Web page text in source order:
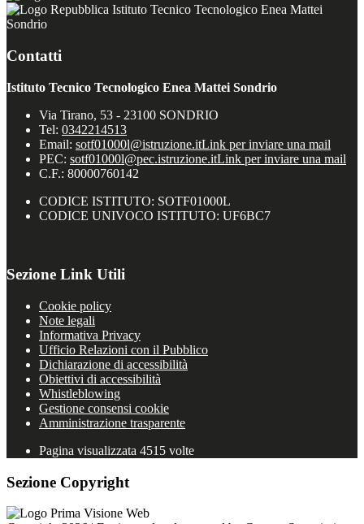
Istituto Tecnico Tecnologico Enea Mattei
Sondrio
Contatti
Istituto Tecnico Tecnologico Enea Mattei Sondrio
Via Tirano, 53 - 23100 SONDRIO
Tel: 0342214513
Email: sotf01000l@istruzione.itLink per inviare una mail
PEC: sotf01000l@pec.istruzione.itLink per inviare una mail
C.F.: 80000760142
CODICE ISTITUTO: SOTF01000L
CODICE UNIVOCO ISTITUTO: UF6BC7
Sezione Link Utili
Cookie policy
Note legali
Informativa Privacy
Ufficio Relazioni con il Pubblico
Dichiarazione di accessibilità
Obiettivi di accessibilità
Whistleblowing
Gestione consensi cookie
Amministrazione trasparente
Pagina visualizzata 4515 volte
Sezione Copyright